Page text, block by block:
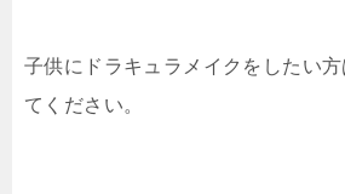
子供にドラキュラメイクをしたい
てください。